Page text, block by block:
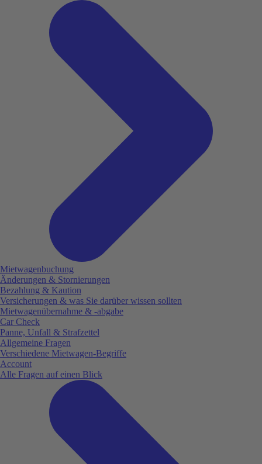
Mietwagenbuchung
Änderungen & Stornierungen
Bezahlung & Kaution
Versicherungen & was Sie darüber wissen sollten
Mietwagenübernahme & -abgabe
Car Check
Panne, Unfall & Strafzettel
Allgemeine Fragen
Verschiedene Mietwagen-Begriffe
Account
Alle Fragen auf einen Blick